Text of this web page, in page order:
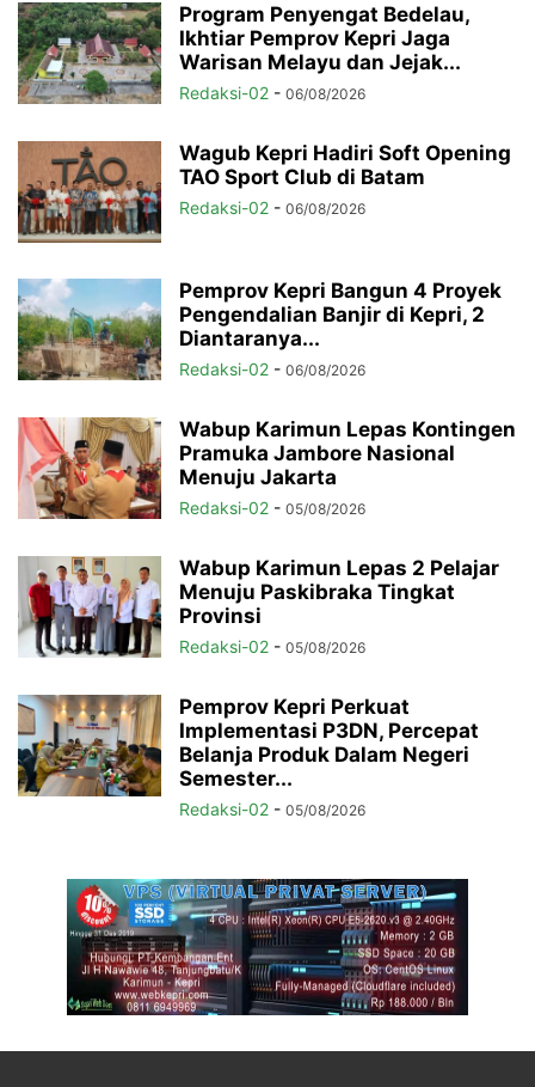
Program Penyengat Bedelau,
Ikhtiar Pemprov Kepri Jaga
Warisan Melayu dan Jejak...
Redaksi-02 - 06/08/2026
Wagub Kepri Hadiri Soft Opening
TAO Sport Club di Batam
Redaksi-02 - 06/08/2026
Pemprov Kepri Bangun 4 Proyek
Pengendalian Banjir di Kepri, 2
Diantaranya...
Redaksi-02 - 06/08/2026
Wabup Karimun Lepas Kontingen
Pramuka Jambore Nasional
Menuju Jakarta
Redaksi-02 - 05/08/2026
Wabup Karimun Lepas 2 Pelajar
Menuju Paskibraka Tingkat
Provinsi
Redaksi-02 - 05/08/2026
Pemprov Kepri Perkuat
Implementasi P3DN, Percepat
Belanja Produk Dalam Negeri
Semester...
Redaksi-02 - 05/08/2026